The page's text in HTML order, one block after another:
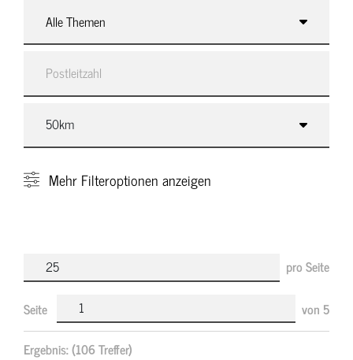
Alle Themen
Mehr Filteroptionen anzeigen
pro Seite
Seite von 5
Ergebnis:(106 Treffer)